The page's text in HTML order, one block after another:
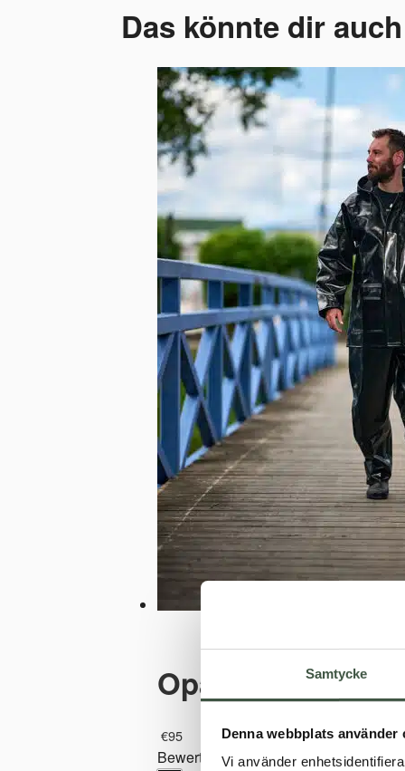
Samtycke
Denna webbplats använder
Vi använder
Das könnte dir
Opalo-Jacke
€95
Bewertet mit5.00von 5